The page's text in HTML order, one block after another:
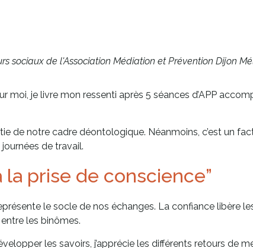
sociaux de l'Association Médiation et Prévention Dijon
moi, je livre mon ressenti après 5 séances d’APP
de notre cadre déontologique. Néanmoins, c’est un
de travail.
la prise de conscience”
le socle de nos échanges. La confiance libère
les binômes.
les savoirs, j’apprécie les différents retours de